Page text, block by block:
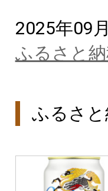
2025年09
ふるさと
ふるさ